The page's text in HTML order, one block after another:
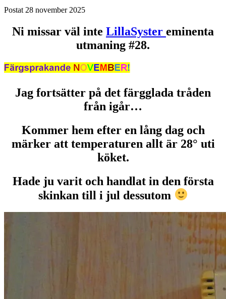
Postat28 november 2025
Ni missar väl inte LillaSyster eminenta
utmaning #28.
Jag fortsätter på det färgglada tråden
från igår…
Kommer hem efter en lång dag och
märker att temperaturen allt är 28° uti
köket.
Hade ju varit och handlat in den första
skinkan till i jul dessutom